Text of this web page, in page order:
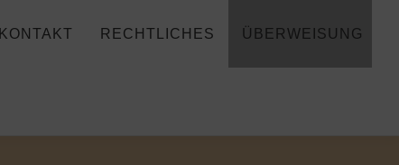
KONTAKT RECHTLICHES ÜBERWEISUNG